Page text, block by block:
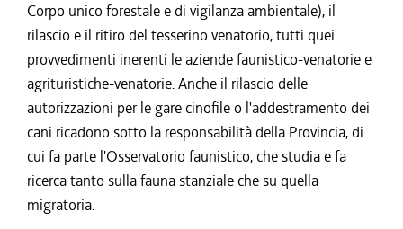
Corpo unico forestale e di vigilanza ambientale), il
rilascio e il ritiro del tesserino venatorio, tutti quei
provvedimenti inerenti le aziende faunistico-venatorie e
agrituristiche-venatorie. Anche il rilascio delle
autorizzazioni per le gare cinofile o l'addestramento dei
cani ricadono sotto la responsabilità della Provincia, di
cui fa parte l'Osservatorio faunistico, che studia e fa
ricerca tanto sulla fauna stanziale che su quella
migratoria.